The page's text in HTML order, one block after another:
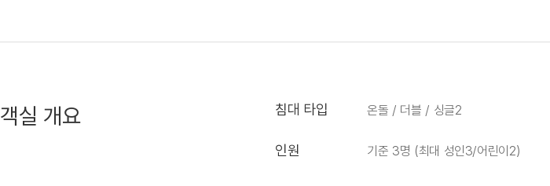
객실 개요 침대 타입 온돌 / 더블 / 싱글2
인원 기준 3명 (최대 성인3/어린이2)